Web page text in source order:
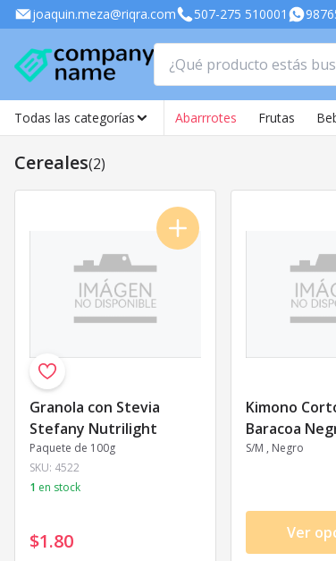
joaquin.meza@riqra.com 507-275 510001
Todas las categorías Abarrrotes Frutas
Cereales(2)
Granola con Stevia
Stefany Nutrilight
Paquete de 100g
SKU: 4522
1 en stock
$1.80
Kimono
Baracoa
S/M , Negro
Ver